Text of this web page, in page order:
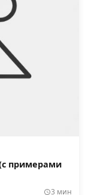
примерами
3 мин